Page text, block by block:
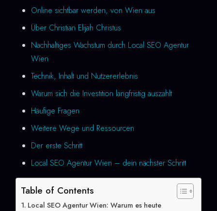
Online sichtbar werden, von Wien aus
Über Christian Elijah Christus
Nachhaltiges Wachstum durch Local SEO Agentur
Wien
Technik, Inhalt und Nutzererlebnis
Warum sich die Investition langfristig auszahlt
Häufige Fragen
Weitere Wege und Ressourcen
Der erste Schritt
Local SEO Agentur Wien – dein nächster Schritt
Table of Contents
Local SEO Agentur Wien: Warum es heute